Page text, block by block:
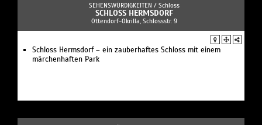
SEHENSWÜRDIGKEITEN / Schloss
SCHLOSS HERMSDORF
Ottendorf-Okrilla, Schlossstr. 9
Schloss Hermsdorf – ein zauberhaftes Schloss mit einem
märchenhaften Park